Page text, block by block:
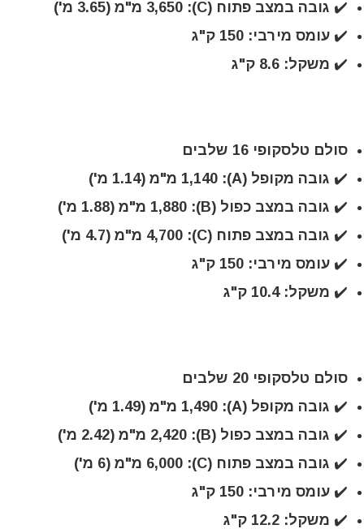
✔️ גובה במצב פתוח (C): 3,650 מ"מ (3.65 מ')
✔️ עומס מירבי: 150 ק"ג
✔️ משקל: 8.6 ק"ג
סולם טלסקופי 16 שלבים
✔️ גובה מקופל (A): 1,140 מ"מ (1.14 מ')
✔️ גובה במצב כפול (B): 1,880 מ"מ (1.88 מ')
✔️ גובה במצב פתוח (C): 4,700 מ"מ (4.7 מ')
✔️ עומס מירבי: 150 ק"ג
✔️ משקל: 10.4 ק"ג
סולם טלסקופי 20 שלבים
✔️ גובה מקופל (A): 1,490 מ"מ (1.49 מ')
✔️ גובה במצב כפול (B): 2,420 מ"מ (2.42 מ')
✔️ גובה במצב פתוח (C): 6,000 מ"מ (6 מ')
✔️ עומס מירבי: 150 ק"ג
✔️ משקל: 12.2 ק"ג